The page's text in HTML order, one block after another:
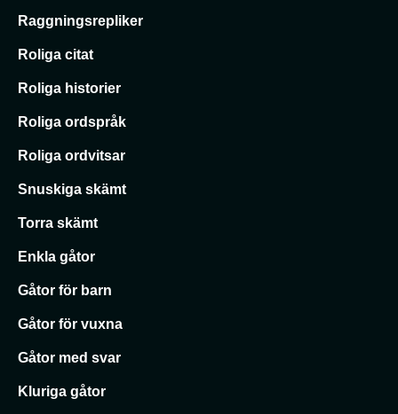
Raggningsrepliker
Roliga citat
Roliga historier
Roliga ordspråk
Roliga ordvitsar
Snuskiga skämt
Torra skämt
Enkla gåtor
Gåtor för barn
Gåtor för vuxna
Gåtor med svar
Kluriga gåtor